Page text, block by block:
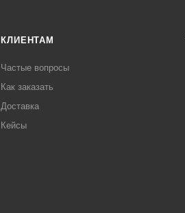
КЛИЕНТАМ
Частые вопросы
Как заказать
Доставка
Кейсы